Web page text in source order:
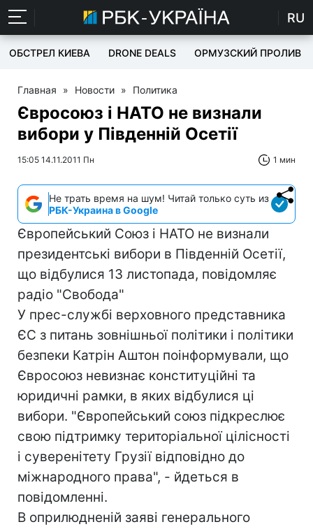
RU
ОБСТРЕЛ КИЕВА DRONE DEALS ОРМУЗСКИЙ ПРОЛИВ
Главная » Новости » Политика
Євросоюз і НАТО не визнали
вибори у Південній Осетії
15:05 14.11.2011 Пн 1 мин
Не трать время на шум! Читай только суть из
РБК-Украина в Google
Європейський Союз і НАТО не визнали
президентські вибори в Південній Осетії,
що відбулися 13 листопада, повідомляє
радіо "Свобода"
У прес-службі верховного представника
ЄС з питань зовнішньої політики і політики
безпеки Катрін Аштон поінформували, що
Євросоюз невизнає конституційні та
юридичні рамки, в яких відбулися ці
вибори. "Європейський союз підкреслює
свою підтримку територіальної цілісності
і суверенітету Грузії відповідно до
міжнародного права", - йдеться в
повідомленні.
В оприлюдненій заяві генерального